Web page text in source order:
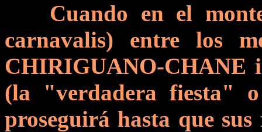
Cuando en el
carnavalis) entre los
CHIRIGUANO-CHANE
(la "verdadera fiesta"
proseguirá hasta que